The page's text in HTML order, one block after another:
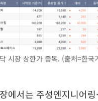
시장 상한가 종목. (출처=한국
에서는 주성엔지니어